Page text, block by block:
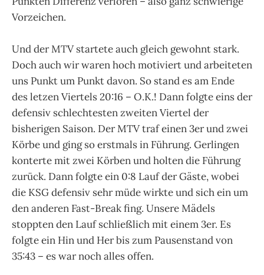
Vorzeichen.
Und der MTV startete auch gleich gewohnt stark.
Doch auch wir waren hoch motiviert und arbeiteten
uns Punkt um Punkt davon. So stand es am Ende
des letzen Viertels 20:16 – O.K.! Dann folgte eins der
defensiv schlechtesten zweiten Viertel der
bisherigen Saison. Der MTV traf einen 3er und zwei
Körbe und ging so erstmals in Führung. Gerlingen
konterte mit zwei Körben und holten die Führung
zurück. Dann folgte ein 0:8 Lauf der Gäste, wobei
die KSG defensiv sehr müde wirkte und sich ein um
den anderen Fast-Break fing. Unsere Mädels
stoppten den Lauf schließlich mit einem 3er. Es
folgte ein Hin und Her bis zum Pausenstand von
35:43 – es war noch alles offen.